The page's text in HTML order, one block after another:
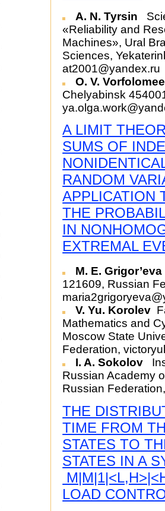
A. N. Tyrsin
«Reliability and
Machines», Ural
Sciences,
at2001@yandex.ru
O. V.
Chelyabinsk
A LIMIT
SUMS OF
RANDOM
APPLICATION
THE
IN
EXTREMAL
M. E. Grigor’eva
121609, Russian
V. Yu. Korolev
Mathematics and
Moscow State
Federation,
I. A. Sokolov
Russian Academy
Russian
THE
TIME FROM
STATES TO
STATES IN A
LOAD